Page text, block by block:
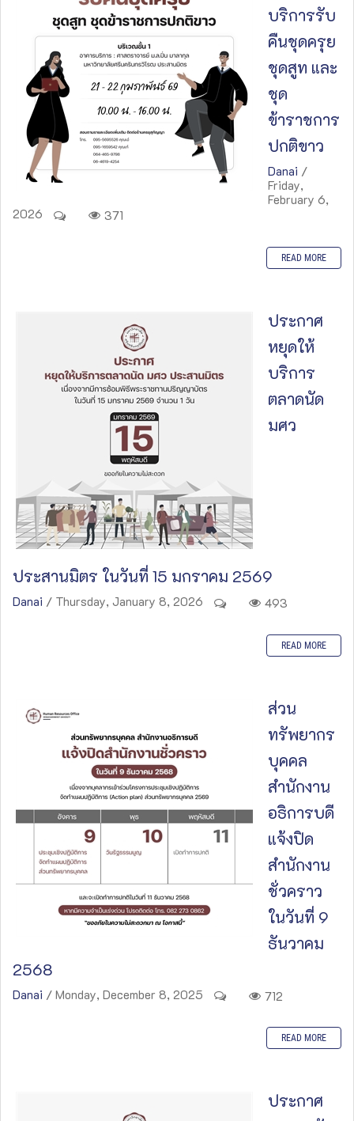
บริการรับ
คืนชุดครุย
ชุดสูท และ
ชุด
ข้าราชการ
ปกติขาว
Danai /
Friday,
February 6,
2026
371
READ MORE
ประกาศ
หยุดให้
บริการ
ตลาดนัด
มศว
ประสานมิตร ในวันที่ 15 มกราคม 2569
Danai / Thursday, January 8, 2026 493
READ MORE
ส่วน
ทรัพยากร
บุคคล
สำนักงาน
อธิการบดี
แจ้งปิด
สำนักงาน
ชั่วคราว
ในวันที่ 9
ธันวาคม
2568
Danai / Monday, December 8, 2025 712
READ MORE
ประกาศ